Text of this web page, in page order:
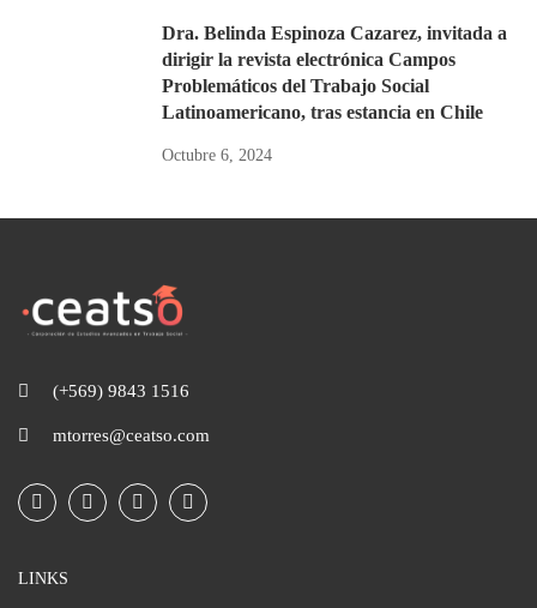
Dra. Belinda Espinoza Cazarez, invitada a
dirigir la revista electrónica Campos
Problemáticos del Trabajo Social
Latinoamericano, tras estancia en Chile
Octubre 6, 2024
(+569) 9843 1516
mtorres@ceatso.com
LINKS